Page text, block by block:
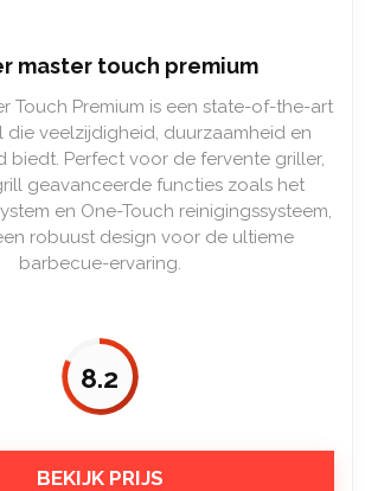
master touch premium
Touch Premium is een state-of-the-art
veelzijdigheid, duurzaamheid en
biedt. Perfect voor de fervente griller,
geavanceerde functies zoals het
en One-Touch reinigingssysteem,
robuust design voor de ultieme
barbecue-ervaring.
8.2
BEKIJK PRIJS